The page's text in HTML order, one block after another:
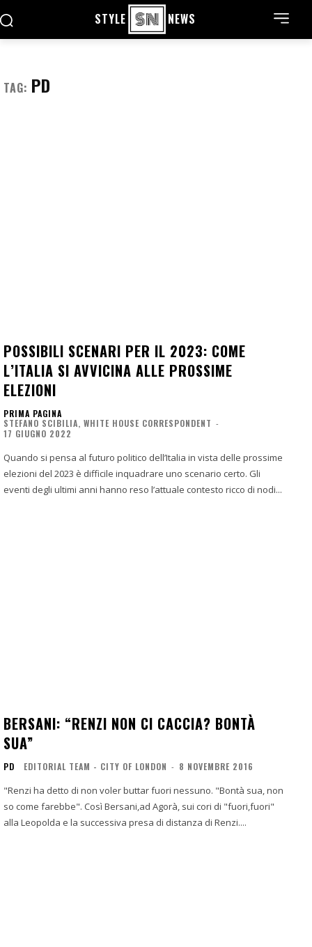
STYLE NEWS
TAG: PD
POSSIBILI SCENARI PER IL 2023: COME
L’ITALIA SI AVVICINA ALLE PROSSIME
ELEZIONI
PRIMA PAGINA
STEFANO SCIBILIA, WHITE HOUSE CORRESPONDENT -
17 GIUGNO 2022
Quando si pensa al futuro politico dell’Italia in vista delle prossime
elezioni del 2023 è difficile inquadrare uno scenario certo. Gli
eventi degli ultimi anni hanno reso l’attuale contesto ricco di nodi...
BERSANI: “RENZI NON CI CACCIA? BONTÀ
SUA”
PD EDITORIAL TEAM - CITY OF LONDON - 8 NOVEMBRE 2016
"Renzi ha detto di non voler buttar fuori nessuno. "Bontà sua, non
so come farebbe". Così Bersani,ad Agorà, sui cori di "fuori,fuori"
alla Leopolda e la successiva presa di distanza di Renzi....